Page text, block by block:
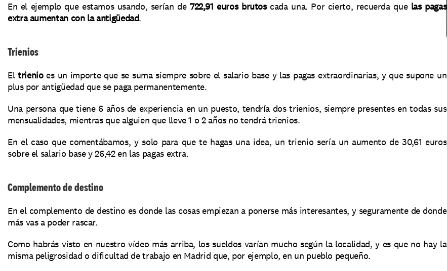
En el ejemplo que estamos usando, serían de 722,91 euros brutos cada una. Por cierto, recuerda que las pagas
extra aumentan con la antigüedad.
Trienios
El trienio es un importe que se suma siempre sobre el salario base y las pagas extraordinarias, y que supone un
plus por antigüedad que se paga permanentemente.
Una persona que tiene 6 años de experiencia en un puesto, tendría dos trienios, siempre presentes en todas sus
mensualidades, mientras que alguien que lleve 1 o 2 años no tendrá trienios.
En el caso que comentábamos, y solo para que te hagas una idea, un trienio sería un aumento de 30,61 euros
sobre el salario base y 26,42 en las pagas extra.
Complemento de destino
En el complemento de destino es donde las cosas empiezan a ponerse más interesantes, y seguramente de donde
más vas a poder rascar.
Como habrás visto en nuestro vídeo más arriba, los sueldos varían mucho según la localidad, y es que no hay la
misma peligrosidad o dificultad de trabajo en Madrid que, por ejemplo, en un pueblo pequeño.